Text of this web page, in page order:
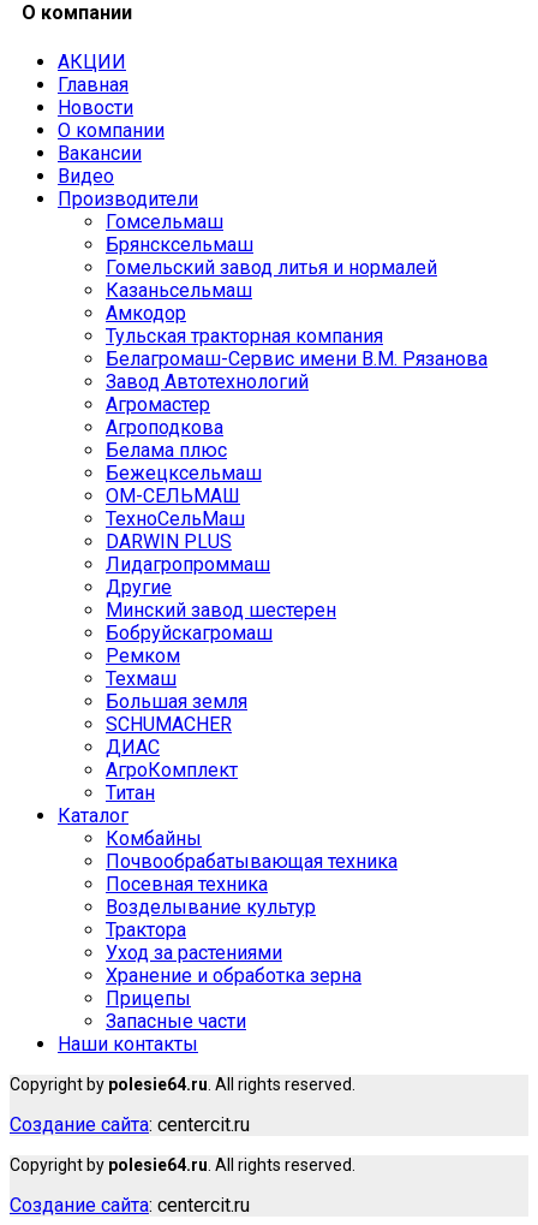
О компании
АКЦИИ
Главная
Новости
О компании
Вакансии
Видео
Производители
Гомсельмаш
Брянсксельмаш
Гомельский завод литья и нормалей
Казаньсельмаш
Амкодор
Тульская тракторная компания
Белагромаш-Сервис имени В.М. Рязанова
Завод Автотехнологий
Агромастер
Агроподкова
Белама плюс
Бежецксельмаш
ОМ-СЕЛЬМАШ
ТехноСельМаш
DARWIN PLUS
Лидагропроммаш
Другие
Минский завод шестерен
Бобруйскагромаш
Ремком
Техмаш
Большая земля
SCHUMACHER
ДИАС
АгроКомплект
Титан
Каталог
Комбайны
Почвообрабатывающая техника
Посевная техника
Возделывание культур
Трактора
Уход за растениями
Хранение и обработка зерна
Прицепы
Запасные части
Наши контакты
Copyright by polesie64.ru . All rights reserved.
Создание сайта: centercit.ru
Copyright by polesie64.ru . All rights reserved.
Создание сайта: centercit.ru